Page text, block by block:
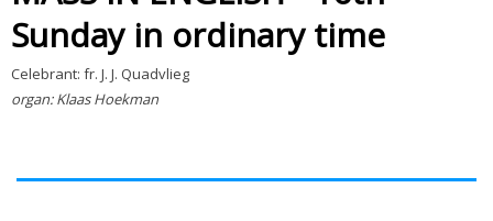
Sunday in ordinary time
Celebrant: fr. J. J. Quadvlieg
organ: Klaas Hoekman